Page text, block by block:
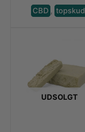
CBD , topskud
UDSOLGT